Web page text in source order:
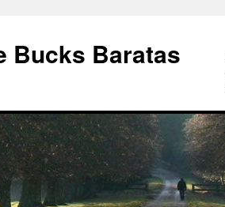
Bucks Baratas